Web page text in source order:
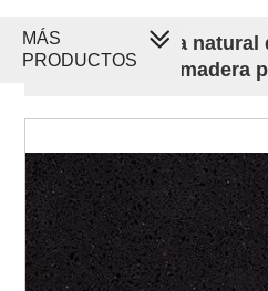
Losa de piedra natural
encimeras de madera
MÁS
PRODUCTOS